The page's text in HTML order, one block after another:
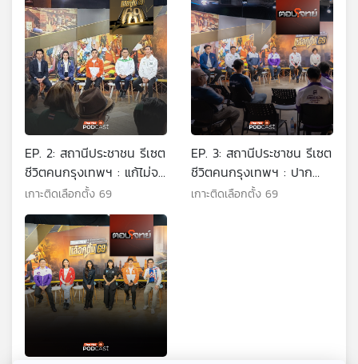
EP. 2: สถานีประชาชน รีเซต
ชีวิตคนกรุงเทพฯ : แก้ไม่จบ
? ภัยไซเบอร์ - ทุนเทา
เกาะติดเลือกตั้ง 69
EP. 3: สถานีประชาชน รีเซต
ชีวิตคนกรุงเทพฯ : ปาก
ท้อง - คนเมือง อดหรืออิ่ม
เกาะติดเลือกตั้ง 69